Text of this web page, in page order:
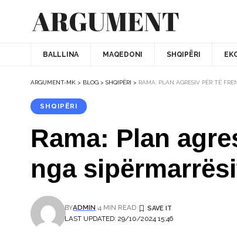
BALLLINA MAQEDONI SHQIPËRI
ARGUMENT-MK > BLOG > SHQIPËRI > RAMA: PLAN AGRESIV PËR TË
SHQIPËRI
Rama: Plan
nga
LAST UPDATED: 29/10/2024 15:46
BYADMIN 4 MIN READ